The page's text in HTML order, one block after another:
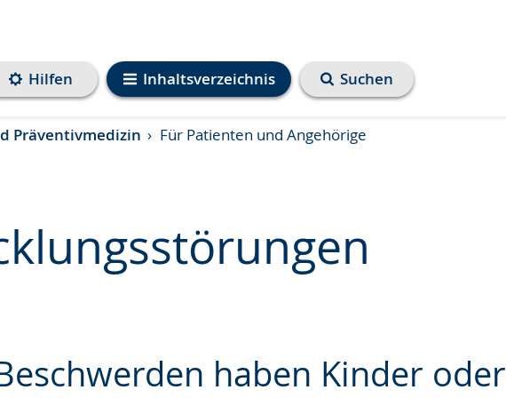
Inhaltsverzeichnis
Hilfen Suchen
Präventivmedizin Für Patienten und Angehörige
haben Kinder oder